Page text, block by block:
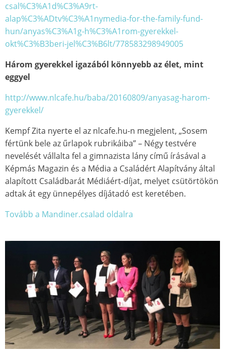
csal%C3%A1d%C3%A9rt-
alap%C3%ADtv%C3%A1nymedia-for-the-family-fund-
hun/anyas%C3%A1g-h%C3%A1rom-gyerekkel-
okt%C3%B3beri-jel%C3%B6lt/778583298949005
Három gyerekkel igazából könnyebb az élet, mint
eggyel
http://www.nlcafe.hu/baba/20160809/anyasag-harom-
gyerekkel/
Kempf Zita nyerte el az nlcafe.hu-n megjelent, „Sosem
fértünk bele az űrlapok rubrikáiba” – Négy testvére
nevelését vállalta fel a gimnazista lány című írásával a
Képmás Magazin és a Média a Családért Alapítvány által
alapított Családbarát Médiáért-díjat, melyet csütörtökön
adtak át egy ünnepélyes díjátadó est keretében.
Tovább a Mandiner.csalad oldalra